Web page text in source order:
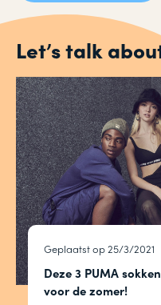
Let’s talk
Geplaatst op 25/3/2021
Deze 3 PUMA
voor de zomer!